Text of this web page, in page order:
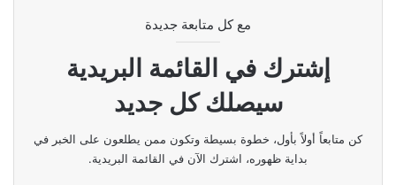
مع كل متابعة جديدة
إشترك في القائمة البريدية
سيصلك كل جديد
كن متابعاً أولاً بأول، خطوة بسيطة وتكون ممن يطلعون على الخبر في
بداية ظهوره، اشترك الآن في القائمة البريدية.